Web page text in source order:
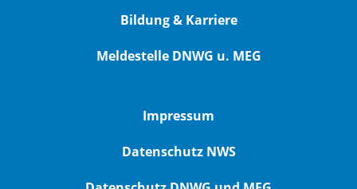
Bildung & Karriere
Meldestelle DNWG u. MEG
Impressum
Datenschutz NWS